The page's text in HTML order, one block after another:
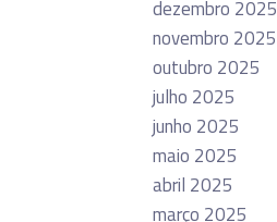
dezembro 2025
novembro 2025
outubro 2025
julho 2025
junho 2025
maio 2025
abril 2025
março 2025